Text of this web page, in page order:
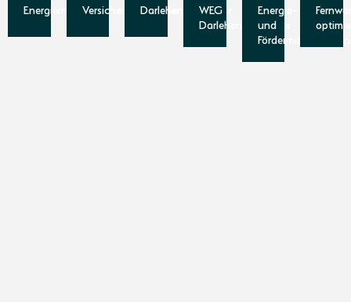
EnergiemaklerVersicherungsmaklerDarlehensvermittler
WEG
Darlehensvermittler
Energie-
und